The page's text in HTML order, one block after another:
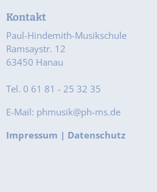
Kontakt
Paul-Hindemith-Musikschule
Ramsaystr. 12
63450 Hanau
Tel. 0 61 81 - 25 32 35
E-Mail: phmusik@ph-ms.de
Impressum | Datenschutz